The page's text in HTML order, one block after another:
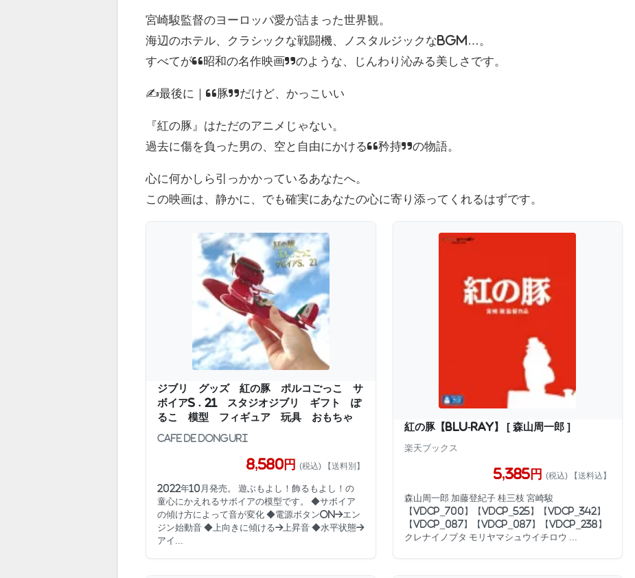
宮崎駿監督のヨーロッパ愛が詰まった世界観。
海辺のホテル、クラシックな戦闘機、ノスタルジックなBGM…。
すべてが“昭和の名作映画”のような、じんわり沁みる美しさです。
✍️最後に｜“豚”だけど、かっこいい
『紅の豚』はただのアニメじゃない。
過去に傷を負った男の、空と自由にかける“矜持”の物語。
心に何かしら引っかかっているあなたへ。
この映画は、静かに、でも確実にあなたの心に寄り添ってくれるはずです。
ジブリ グッズ 紅の豚 ポルコごっこ サ
ボイアS．21 スタジオジブリ ギフト ぽ
るこ 模型 フィギュア 玩具 おもちゃ
Cafe de Donguri
8,580円 (税込) 【送料別】
2022年10月発売。 遊ぶもよし！飾るもよし！の
童心にかえれるサボイアの模型です。 ◆サボイア
の傾け方によって音が変化 ◆電源ボタンON→エン
ジン始動音 ◆上向きに傾ける→上昇音 ◆水平状態→
アイ...
紅の豚【Blu-ray】 [ 森山周一郎 ]
楽天ブックス
5,385円 (税込) 【送料込】
森山周一郎 加藤登紀子 桂三枝 宮崎駿
【VDCP_700】【VDCP_525】【VDCP_342】
【VDCP_087】【VDCP_087】【VDCP_238】
クレナイノブタ モリヤマシュウイチロウ ...